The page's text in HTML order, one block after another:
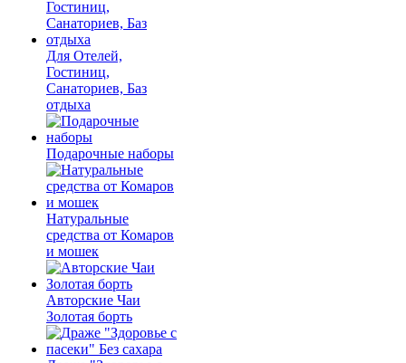
Для Отелей,
Гостиниц,
Санаториев, Баз
отдыха
Подарочные наборы
Натуральные
средства от Комаров
и мошек
Авторские Чаи
Золотая борть